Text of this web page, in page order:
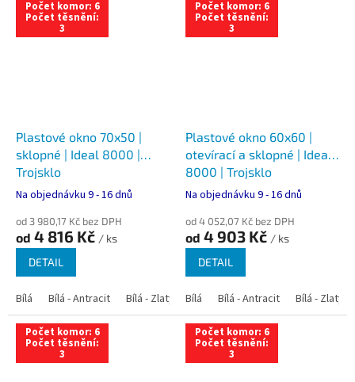
Počet komor: 6
Počet těsnění:
3
Plastové okno 70x50 |
sklopné | Ideal 8000 |
Trojsklo
Na objednávku 9 - 16 dnů
od 3 980,17 Kč bez DPH
od 4 816 Kč / ks
DETAIL
Bílá Bílá - Antracit Bílá - Zlatý dub Bílá - Tmavý dub Bílá -
Počet komor: 6
Počet těsnění:
3
Plastové okno 60x60 |
otevírací a sklopné | Ideal
8000 | Trojsklo
Na objednávku 9 - 16 dnů
od 4 052,07 Kč bez DPH
od 4 903 Kč / ks
DETAIL
Bílá Bílá - Antracit Bílá - Zlatý
Počet komor: 6
Počet těsnění:
3
Počet komor: 6
Počet těsnění:
3